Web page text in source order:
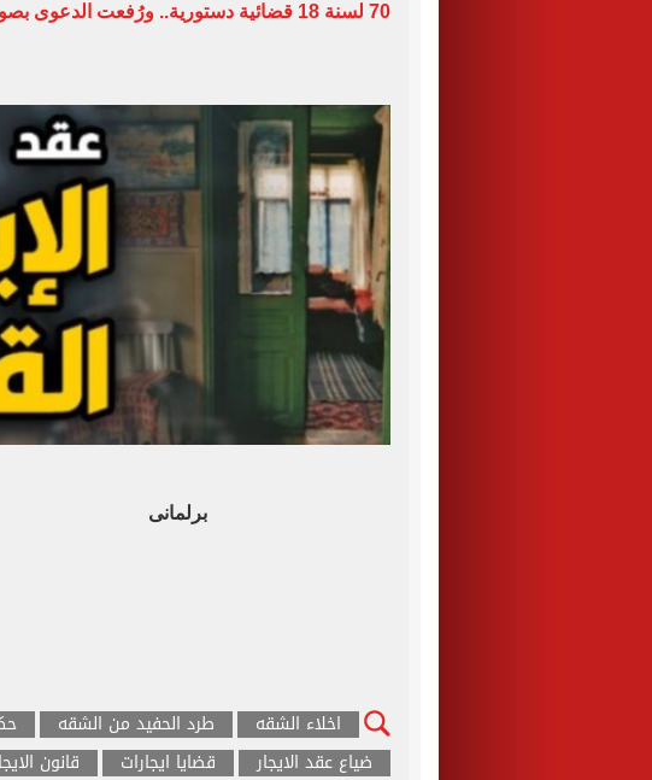
70 لسنة 18 قضائية دستورية.. ورُفعت الدعوى بصورة العقد لضياعه
برلمانى
اخلاء الشقه طرد الحفيد من الشقه
ضياع عقد الايجار
قضايا ايجارات
قانون